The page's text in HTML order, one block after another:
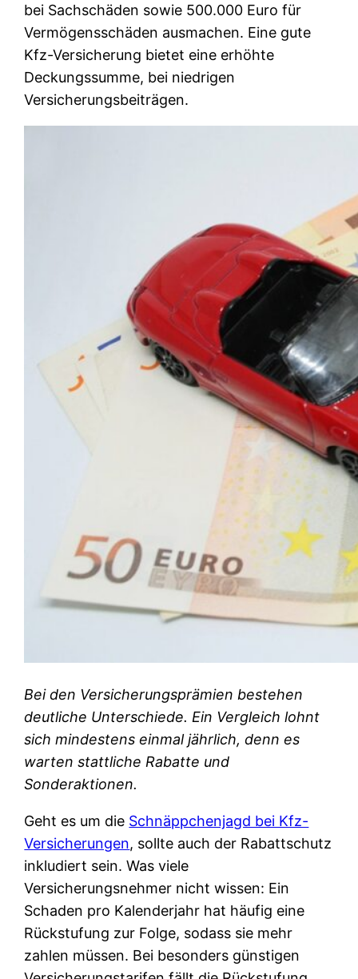
bei Sachschäden sowie 500.000 Euro für
Vermögensschäden ausmachen. Eine gute
Kfz-Versicherung bietet eine erhöhte
Deckungssumme, bei niedrigen
Versicherungsbeiträgen.
Bei den Versicherungsprämien bestehen
deutliche Unterschiede. Ein Vergleich lohnt
sich mindestens einmal jährlich, denn es
warten stattliche Rabatte und
Sonderaktionen.
Geht es um die Schnäppchenjagd bei Kfz-
Versicherungen, sollte auch der Rabattschutz
inkludiert sein. Was viele
Versicherungsnehmer nicht wissen: Ein
Schaden pro Kalenderjahr hat häufig eine
Rückstufung zur Folge, sodass sie mehr
zahlen müssen. Bei besonders günstigen